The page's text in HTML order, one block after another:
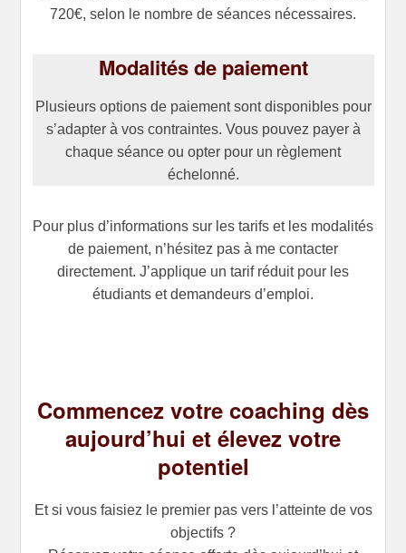
720€, selon le nombre de séances nécessaires.
Modalités de paiement
Plusieurs options de paiement sont disponibles pour
s’adapter à vos contraintes. Vous pouvez payer à
chaque séance ou opter pour un règlement
échelonné.
Pour plus d’informations sur les tarifs et les modalités
de paiement, n’hésitez pas à me contacter
directement. J’applique un tarif réduit pour les
étudiants et demandeurs d’emploi.
Commencez votre coaching dès
aujourd’hui et élevez votre
potentiel
Et si vous faisiez le premier pas vers l’atteinte de vos
objectifs ?